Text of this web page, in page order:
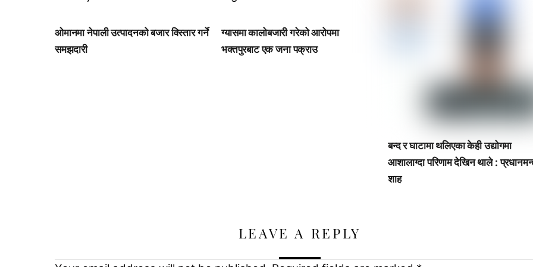
ओमानमा नेपाली उत्पादनको बजार विस्तार गर्ने
समझदारी
ग्यासमा कालोबजारी गरेको आरोपमा
भक्तपुरबाट एक जना पक्राउ
बन्द र घाटामा थलिएका केही उद्योगमा
आशालाग्दा परिणाम देखिन थाले :
शाह
LEAVE A REPLY